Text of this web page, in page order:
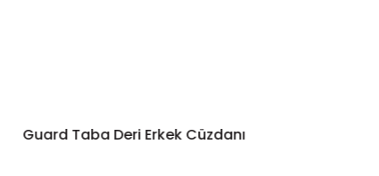
SEPETE EKLE
Guard Taba Deri Erkek Cüzdanı